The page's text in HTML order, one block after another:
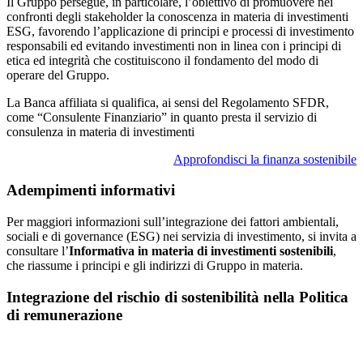
confronti degli stakeholder la conoscenza in materia di investimenti
ESG, favorendo l’applicazione di principi e processi di investimento
responsabili ed evitando investimenti non in linea con i principi di
etica ed integrità che costituiscono il fondamento del modo di
operare del Gruppo.
La Banca affiliata si qualifica, ai sensi del Regolamento SFDR,
come “Consulente Finanziario” in quanto presta il servizio di
consulenza in materia di investimenti
Approfondisci la finanza sostenibile
Adempimenti informativi
Per maggiori informazioni sull’integrazione dei fattori ambientali,
sociali e di governance (ESG) nei servizia di investimento, si invita a
consultare l’Informativa in materia di investimenti sostenibili,
che riassume i principi e gli indirizzi di Gruppo in materia.
Integrazione del rischio di sostenibilità nella Politica
di remunerazione